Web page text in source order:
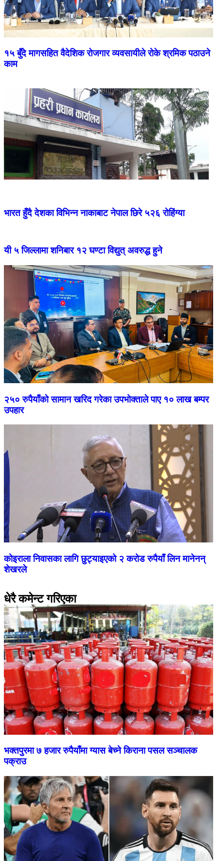
१५ बुँदे मागसहित वैदेशिक रोजगार व्यवसायीले रोके श्रमिक पठाउने
काम
भारत हुँदै देशका विभिन्न नाकाबाट नेपाल छिरे ५२६ रोहिंग्या
यी ५ जिल्लामा शनिबार १२ घण्टा विद्युत् अवरुद्ध हुने
२५० रुपैयाँको सामान खरिद गरेका उपभोक्ताले पाए १० लाख बम्पर
उपहार
कोइराला निवासका लागि छुट्याइएको २ करोड रुपैयाँ लिन मानेनन्
शेखरले
धेरै कमेन्ट गरिएका
भक्तपुरमा ७ हजार रुपैयाँमा ग्यास बेच्ने किराना पसल सञ्चालक
पक्राउ